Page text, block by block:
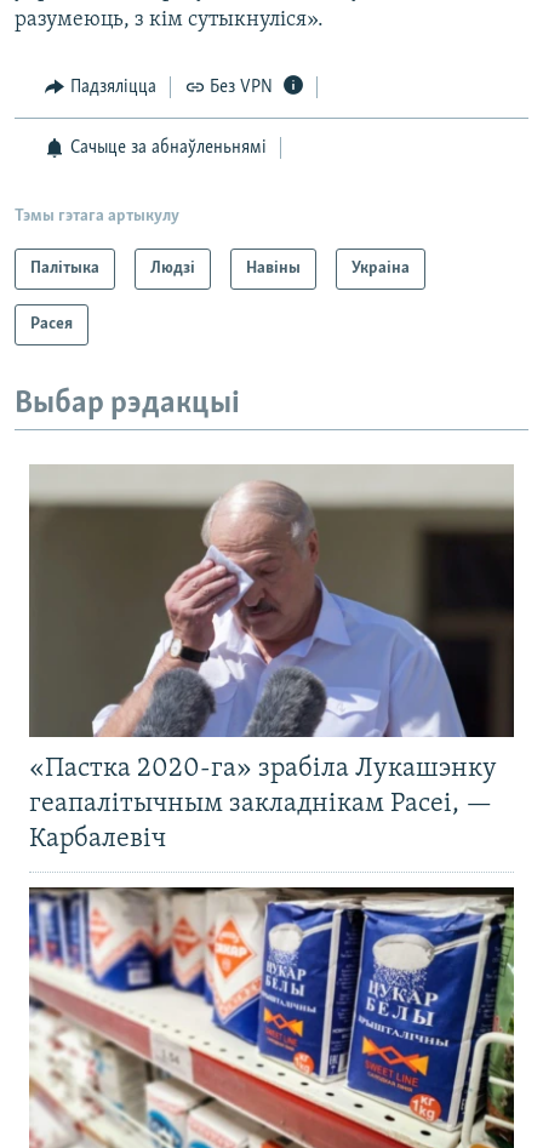
разумеюць, з кім сутыкнуліся».
Падзяліцца Без VPN
Сачыце за абнаўленьнямі
Тэмы гэтага артыкулу
Палітыка Людзі Навіны Украіна
Расея
Выбар рэдакцыі
«Пастка 2020-га» зрабіла Лукашэнку
геапалітычным закладнікам Расеі, —
Карбалевіч